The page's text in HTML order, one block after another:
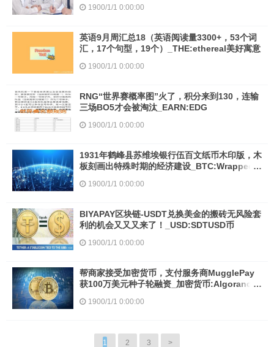
1900/1/1 0:00:00
英语9月周汇总18（英语阅读量3300+，53个词
汇，17个句型，19个）_THE:ethereal美好寓意
1900/1/1 0:00:00
RNG“世界赛概率图”火了，积分来到130，连输
三场BO5才会被淘汰_EARN:EDG
1900/1/1 0:00:00
1931年鹤峰县苏维埃银行伍百文纸币木印版，木
板刻画出特殊时期的经济建设_BTC:Wrapped
1900/1/1 0:00:00
BIYAPAY区块链-USDT兑换美金的搬砖无风险套
利的机会又又又来了！_USD:SDTUSD币
1900/1/1 0:00:00
帮商家接受加密货币，支付服务商MugglePay
获100万美元种子轮融资_加密货币:Algorand币
1900/1/1 0:00:00
1 2 3 >